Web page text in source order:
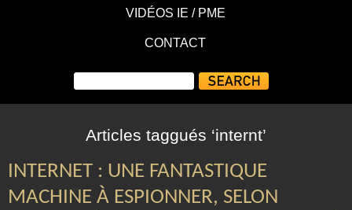
VIDÉOS IE / PME
CONTACT
Articles taggués ‘internt’
INTERNET : UNE FANTASTIQUE
MACHINE À ESPIONNER, SELON